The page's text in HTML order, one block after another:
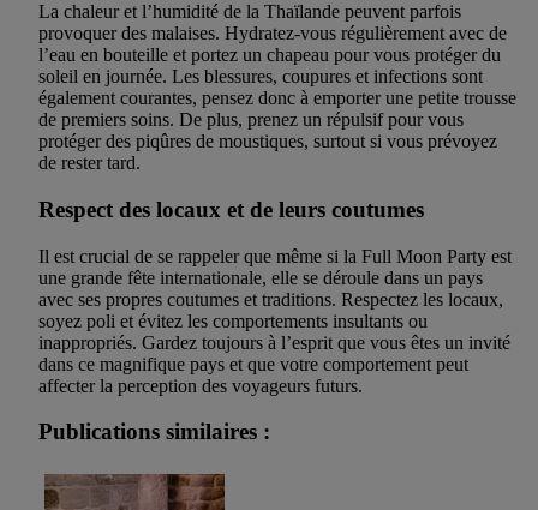
La chaleur et l’humidité de la Thaïlande peuvent parfois
provoquer des malaises. Hydratez-vous régulièrement avec de
l’eau en bouteille et portez un chapeau pour vous protéger du
soleil en journée. Les blessures, coupures et infections sont
également courantes, pensez donc à emporter une petite trousse
de premiers soins. De plus, prenez un répulsif pour vous
protéger des piqûres de moustiques, surtout si vous prévoyez
de rester tard.
Respect des locaux et de leurs coutumes
Il est crucial de se rappeler que même si la Full Moon Party est
une grande fête internationale, elle se déroule dans un pays
avec ses propres coutumes et traditions. Respectez les locaux,
soyez poli et évitez les comportements insultants ou
inappropriés. Gardez toujours à l’esprit que vous êtes un invité
dans ce magnifique pays et que votre comportement peut
affecter la perception des voyageurs futurs.
Publications similaires :